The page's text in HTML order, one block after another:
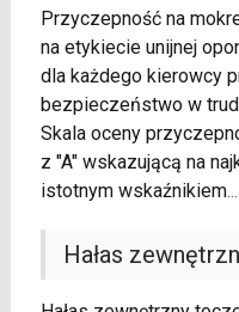
Przyczepność na
na etykiecie unijnej
dla każdego kierowcy
bezpieczeństwo w
Skala oceny
z "A" wskazującą na
istotnym wskaźnikiem...
Hałas